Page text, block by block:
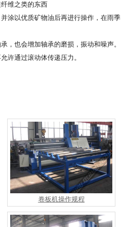
维之类的东西
涂以优质矿物油后再进行操作，在雨季
也会增加轴承的磨损，振动和噪声。
通过滚动体传递压力。
卷板机操作规程